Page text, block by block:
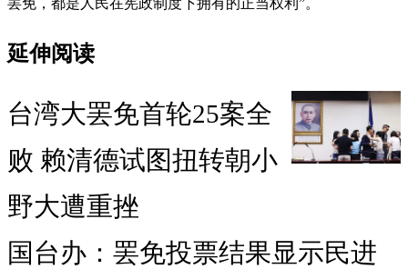
延伸阅读
台湾大罢免首轮25案全
败 赖清德试图扭转朝小
野大遭重挫
国台办：罢免投票结果显示民进